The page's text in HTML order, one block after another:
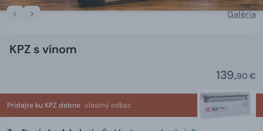
Galéria
KPZ s vínom
139,90 €
Pridajte ku KPZ debne vlastný odkaz